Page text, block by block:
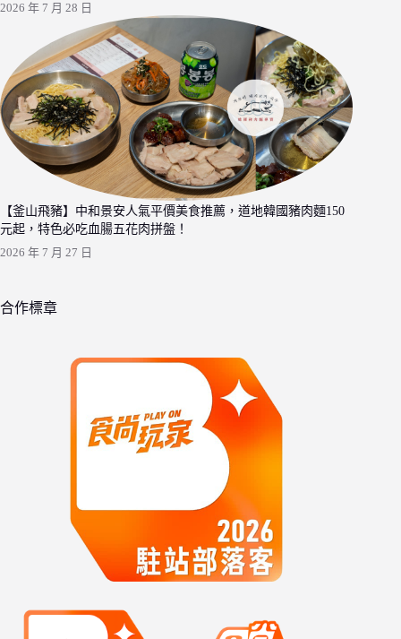
2026 年 7 月 28 日
【釜山飛豬】中和景安人氣平價美食推薦，道地韓國豬肉麵150
元起，特色必吃血腸五花肉拼盤！
2026 年 7 月 27 日
合作標章